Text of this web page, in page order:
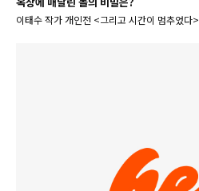
이태수 작가 개인전 <그리고 시간이 멈추었다>